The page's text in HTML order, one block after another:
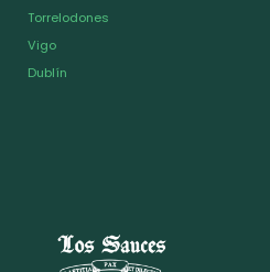
Torrelodones
Vigo
Dublín